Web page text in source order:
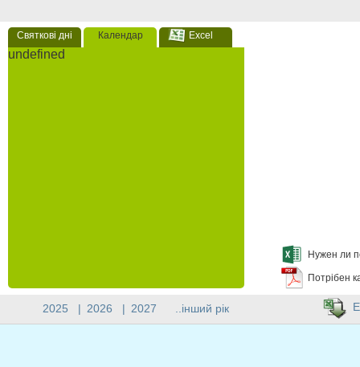
Святкові дні Календар Excel
undefined
Нужен ли
Потрібен
2025 | 2026 | 2027 ..інший рік